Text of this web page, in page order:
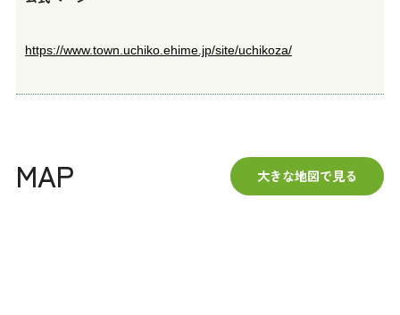
https://www.town.uchiko.ehime.jp/site/uchikoza/
MAP 大きな地図で見る